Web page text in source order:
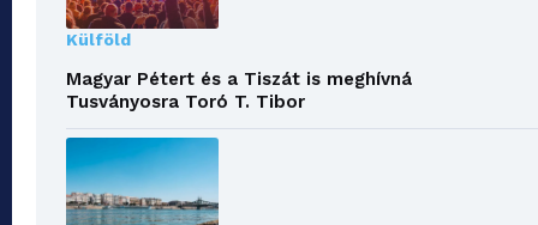
Külföld
Magyar Pétert és a Tiszát is meghívná
Tusványosra Toró T. Tibor